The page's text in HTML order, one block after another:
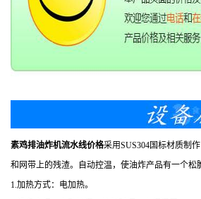
素鸡排油炸机流水线价格采用SUS304国标材质制
和网带上的残渣。自动控温，使油炸产品有一个松
1.加热方式：电加热。